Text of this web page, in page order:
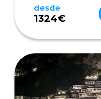
desde
1324€